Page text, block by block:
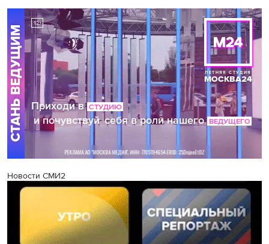
Новости СМИ2